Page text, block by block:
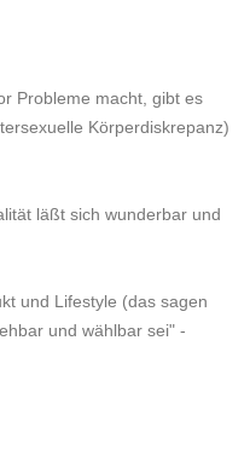
Probleme macht, gibt es
Körperdiskrepanz)
läßt sich wunderbar und
und Lifestyle (das sagen
und wählbar sei" -